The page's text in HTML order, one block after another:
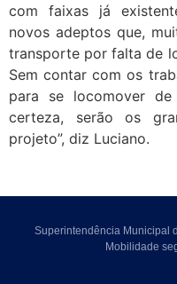
com faixas já
novos adeptos que,
transporte por falta de
Sem contar com os
para se locomover
certeza, serão os
projeto”, diz Luciano.
Superintendência Municipal
Mobilidade